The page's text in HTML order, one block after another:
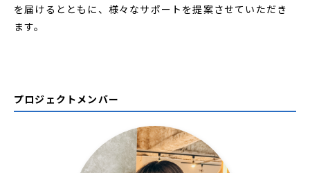
を届けるとともに、様々なサポートを提案させていただき
ます。
プロジェクトメンバー